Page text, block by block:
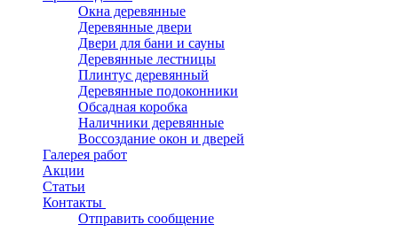
Окна деревянные
Деревянные двери
Двери для бани и сауны
Деревянные лестницы
Плинтус деревянный
Деревянные подоконники
Обсадная коробка
Наличники деревянные
Воссоздание окон и дверей
Галерея работ
Акции
Статьи
Контакты
Отправить сообщение